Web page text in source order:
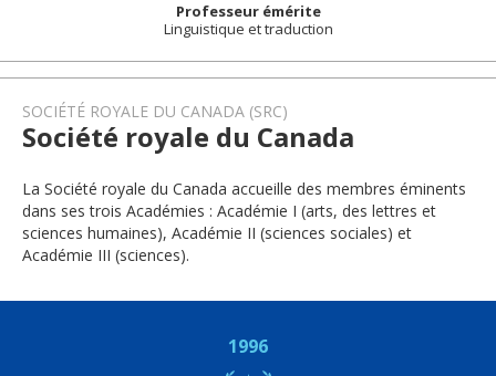
Professeur émérite
Linguistique et traduction
SOCIÉTÉ ROYALE DU CANADA (SRC)
Société royale du Canada
La Société royale du Canada accueille des membres éminents
dans ses trois Académies : Académie I (arts, des lettres et
sciences humaines), Académie II (sciences sociales) et
Académie III (sciences).
1996